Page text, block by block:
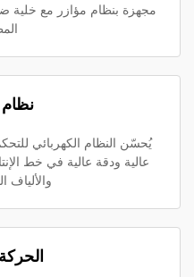
مجهزة بنظام مؤازر مع خلية
يُحسّن النظام الكهربائي
عالية ودقة عالية في خط
والألياف